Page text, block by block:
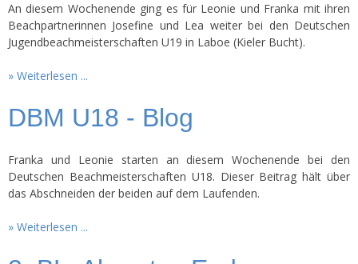
An diesem Wochenende ging es für Leonie und Franka mit ihren
Beachpartnerinnen Josefine und Lea weiter bei den Deutschen
Jugendbeachmeisterschaften U19 in Laboe (Kieler Bucht).
Weiterlesen ...
DBM U18 - Blog
Franka und Leonie starten an diesem Wochenende bei den
Deutschen Beachmeisterschaften U18. Dieser Beitrag hält über
das Abschneiden der beiden auf dem Laufenden.
Weiterlesen ...